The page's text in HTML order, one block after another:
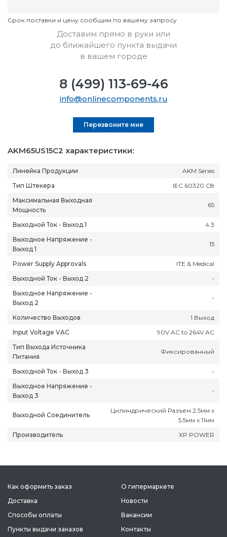
Cрок поставки и цену сообщим по вашему запросу
AKM65US15C2 характеристики:
Линейка Продукции
AKM Series
Тип Штекера
IEC 60320 C8
Максимальная Выходная
Мощность
65
Выходной Ток - Выход 1
4.3
Выходное Напряжение -
Выход 1
15
Power Supply Approvals
ITE & Medical
Выходной Ток - Выход 2
-
Выходное Напряжение -
Выход 2
-
Количество Выходов
1 Выход
Input Voltage VAC
90V AC to 264V AC
Тип Выхода Источника
Питания
Фиксированный
Выходной Ток - Выход 3
-
Выходное Напряжение -
Выход 3
-
Выходной Соединитель
Цилиндрический Разъем 2.5мм x
5.5мм x 11мм
Производитель
XP POWER
Доставим прямо в руки или
до ближайшего пункта выдачи
в вашем городе
8 (499) 113-69-46
info@onlinecomponents.ru
Перезвоните мне
Как оформить заказ
Доставка
Способы оплаты
Пункты выдачи заказов
О гипермаркете
Новости
Вакансии
Контакты